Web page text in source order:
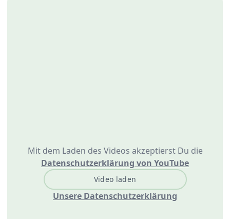
Mit dem Laden des Videos akzeptierst Du die
Datenschutzerklärung von YouTube
Video laden
Unsere Datenschutzerklärung